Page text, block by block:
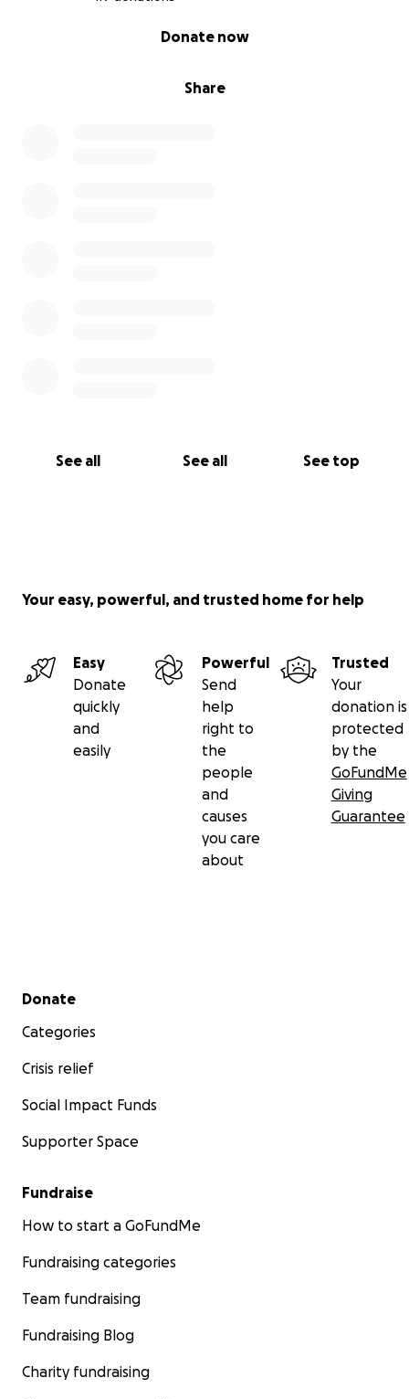
Share
Donate now
See all See all See top
Your easy, powerful, and trusted home for help
Easy
Donate
quickly
and
easily
Powerful
Send
help
right to
the
people
and
causes
you care
about
Trusted
Your
donation is
protected
by the
GoFundMe
Giving
Guarantee
Secondary menu
Donate
Categories
Crisis relief
Social Impact Funds
Supporter Space
Fundraise
How to start a GoFundMe
Fundraising categories
Team fundraising
Fundraising Blog
Charity fundraising